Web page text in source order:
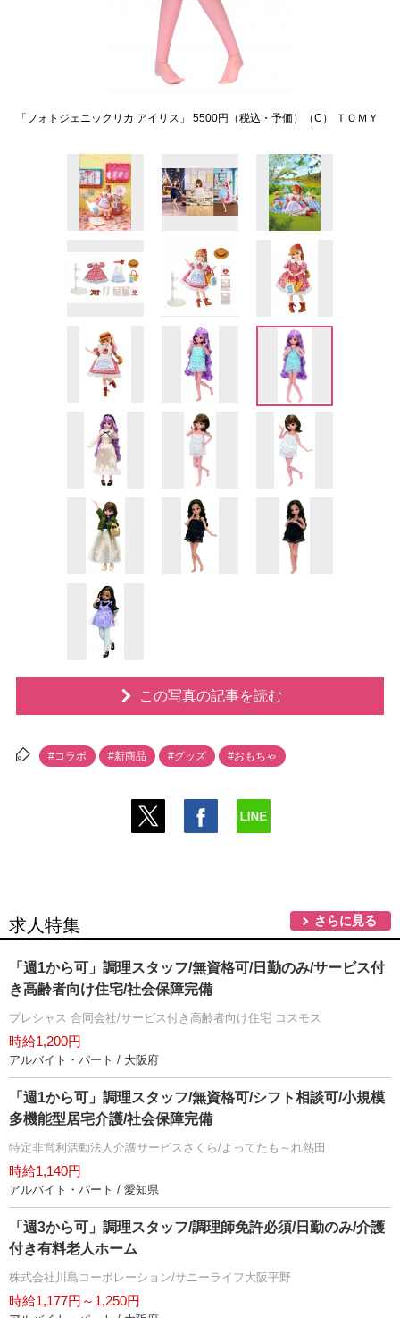
「フォトジェニックリカ アイリス」 5500円（税込・予価）（C） ＴＯＭＹ
この写真の記事を読む
#コラボ #新商品 #グッズ #おもちゃ
求人特集 さらに見る
「週1から可」調理スタッフ/無資格可/日勤のみ/サービス付
き高齢者向け住宅/社会保障完備
プレシャス 合同会社/サービス付き高齢者向け住宅 コスモス
時給1,200円
アルバイト・パート / 大阪府
「週1から可」調理スタッフ/無資格可/シフト相談可/小規模
多機能型居宅介護/社会保障完備
特定非営利活動法人介護サービスさくら/よってたも～れ熱田
時給1,140円
アルバイト・パート / 愛知県
「週3から可」調理スタッフ/調理師免許必須/日勤のみ/介護
付き有料老人ホーム
株式会社川島コーポレーション/サニーライフ大阪平野
時給1,177円～1,250円